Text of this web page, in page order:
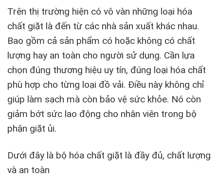
Trên thị trường hiện có vô vàn những loại hóa
chất giặt là đến từ các nhà sản xuất khác nhau.
Bao gồm cả sản phẩm có hoặc không có chất
lượng hay an toàn cho người sử dụng. Cần lựa
chọn đúng thương hiệu uy tín, đúng loại hóa chất
phù hợp cho từng loại đồ vải. Điều này không chỉ
giúp làm sạch mà còn bảo vệ sức khỏe. Nó còn
giảm bớt sức lao động cho nhân viên trong bộ
phận giặt ủi.
Dưới đây là bộ hóa chất giặt là đầy đủ, chất lượng
và an toàn